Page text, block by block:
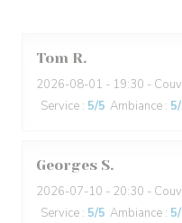
Tom R
2026-08-01 - 19:30 -
Service : 5/5 Ambiance : 5
Georges S
2026-07-10 - 20:30 -
Service : 5/5 Ambiance : 5